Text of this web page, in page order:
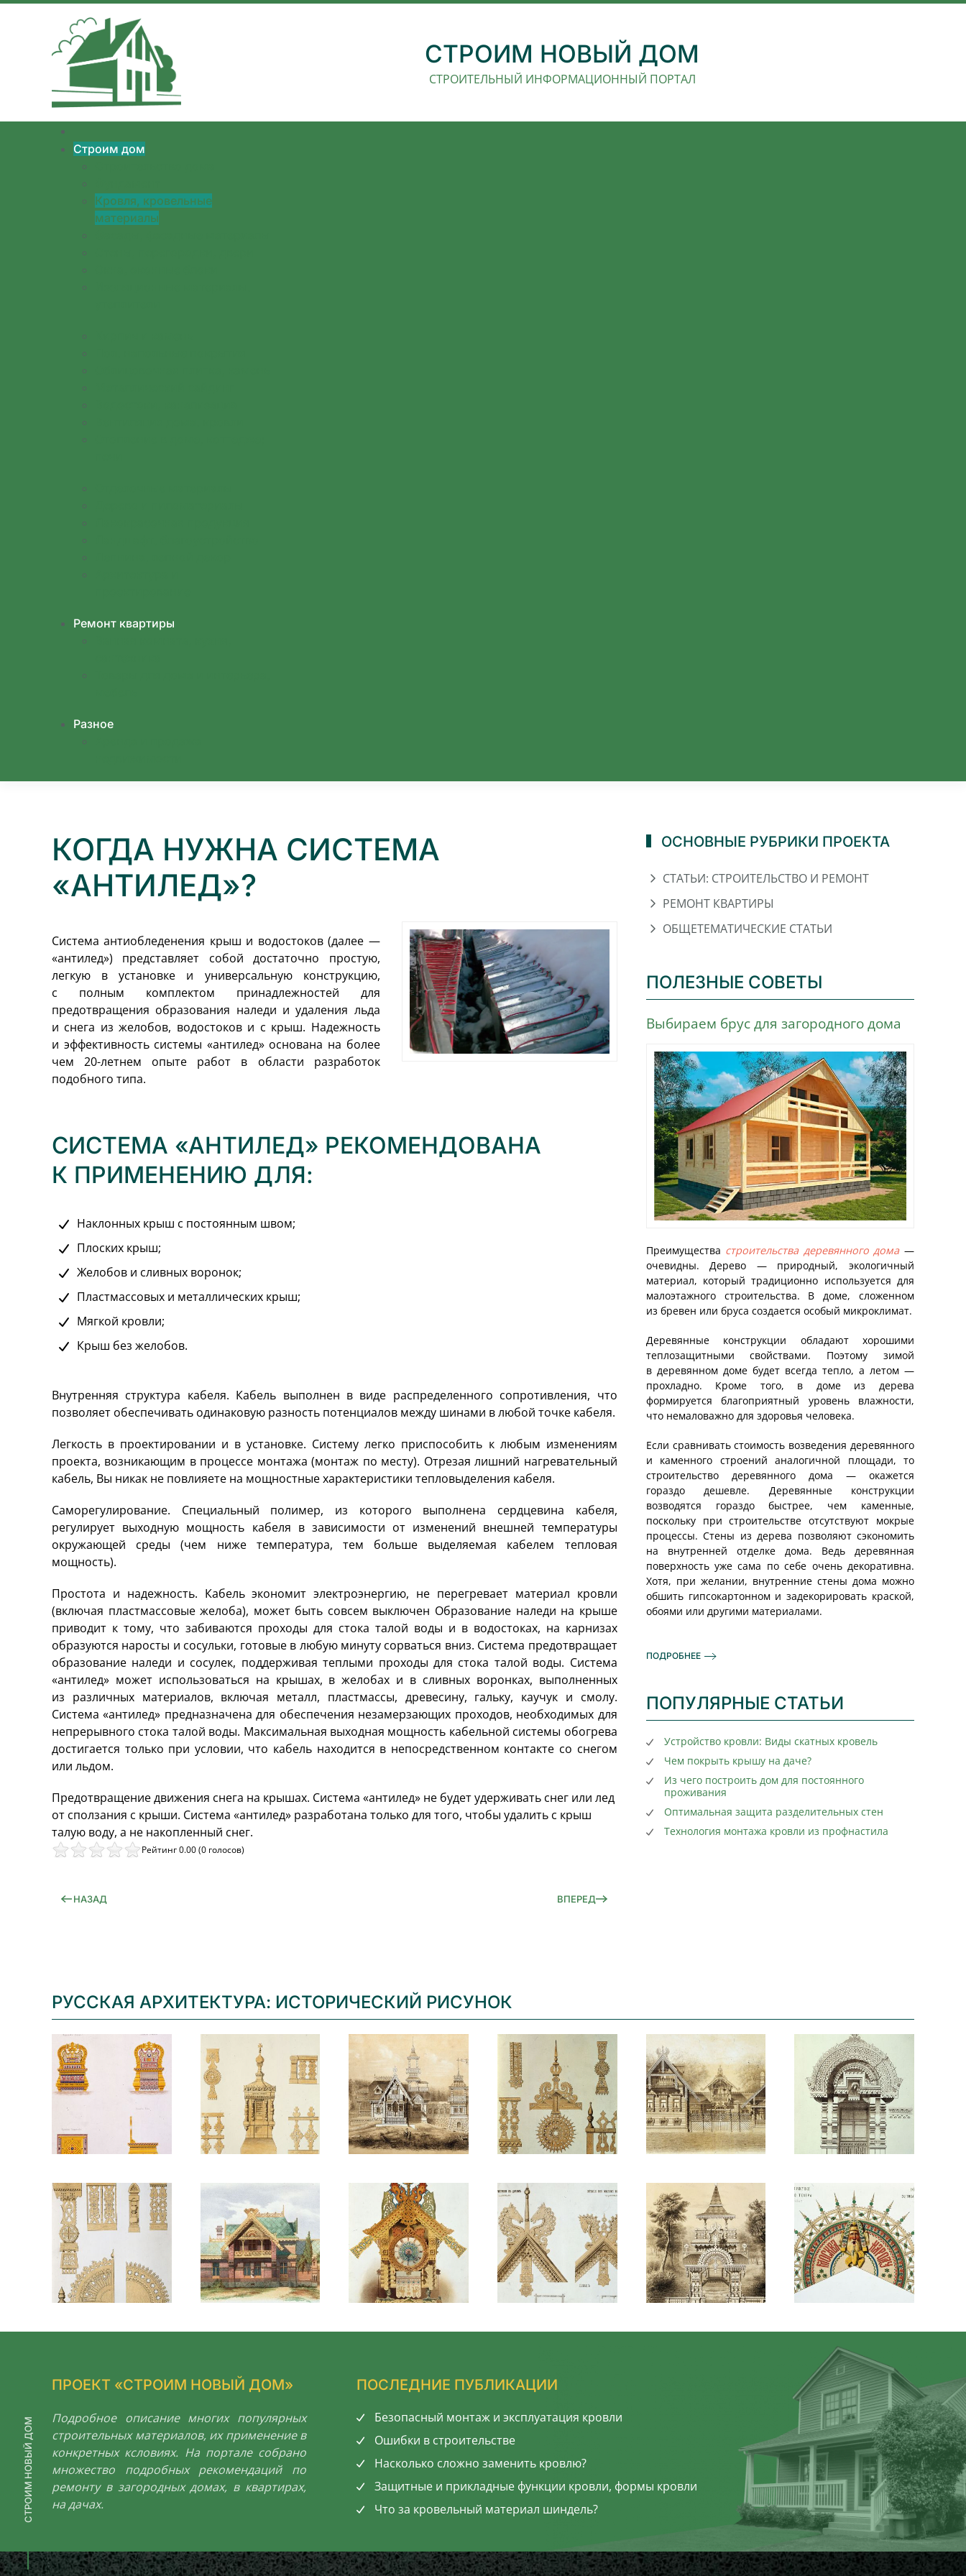
Перейти к содержимому СТРОИМ НОВЫЙ ДОМ
СТРОИТЕЛЬНЫЙ ИНФОРМАЦИОННЫЙ ПОРТАЛ
Строим дом
Кровля, кровельные
материалы
Ремонт квартиры
Разное
КОГДА НУЖНА СИСТЕМА
«АНТИЛЕД»?
Система антиобледенения крыш и водостоков (далее —
«антилед») представляет собой достаточно простую,
легкую в установке и универсальную конструкцию,
с полным комплектом принадлежностей для
предотвращения образования наледи и удаления льда
и снега из желобов, водостоков и с крыш. Надежность
и эффективность системы «антилед» основана на более
чем 20-летнем опыте работ в области разработок
подобного типа.
СИСТЕМА «АНТИЛЕД» РЕКОМЕНДОВАНА
К ПРИМЕНЕНИЮ ДЛЯ:
Наклонных крыш с постоянным швом;
Плоских крыш;
Желобов и сливных воронок;
Пластмассовых и металлических крыш;
Мягкой кровли;
Крыш без желобов.
Внутренняя структура кабеля. Кабель выполнен в виде распределенного сопротивления, что
позволяет обеспечивать одинаковую разность потенциалов между шинами в любой точке кабеля.
Легкость в проектировании и в установке. Систему легко приспособить к любым изменениям
проекта, возникающим в процессе монтажа (монтаж по месту). Отрезая лишний нагревательный
кабель, Вы никак не повлияете на мощностные характеристики тепловыделения кабеля.
Саморегулирование. Специальный полимер, из которого выполнена сердцевина кабеля,
регулирует выходную мощность кабеля в зависимости от изменений внешней температуры
окружающей среды (чем ниже температура, тем больше выделяемая кабелем тепловая
мощность).
Простота и надежность. Кабель экономит электроэнергию, не перегревает материал кровли
(включая пластмассовые желоба), может быть совсем выключен Образование наледи на крыше
приводит к тому, что забиваются проходы для стока талой воды и в водостоках, на карнизах
образуются наросты и сосульки, готовые в любую минуту сорваться вниз. Система предотвращает
образование наледи и сосулек, поддерживая теплыми проходы для стока талой воды. Система
«антилед» может использоваться на крышах, в желобах и в сливных воронках, выполненных
из различных материалов, включая металл, пластмассы, древесину, гальку, каучук и смолу.
Система «антилед» предназначена для обеспечения незамерзающих проходов, необходимых для
непрерывного стока талой воды. Максимальная выходная мощность кабельной системы обогрева
достигается только при условии, что кабель находится в непосредственном контакте со снегом
или льдом.
Предотвращение движения снега на крышах. Система «антилед» не будет удерживать снег или лед
от сползания с крыши. Система «антилед» разработана только для того, чтобы удалить с крыш
талую воду, а не накопленный снег.
Рейтинг 0.00 (0 голосов)
НАЗАД ВПЕРЕД
ОСНОВНЫЕ РУБРИКИ ПРОЕКТА
СТАТЬИ: СТРОИТЕЛЬСТВО И РЕМОНТ
РЕМОНТ КВАРТИРЫ
ОБЩЕТЕМАТИЧЕСКИЕ СТАТЬИ
ПОЛЕЗНЫЕ СОВЕТЫ
Выбираем брус для загородного дома
Преимущества строительства деревянного дома—
очевидны. Дерево — природный, экологичный
материал, который традиционно используется для
малоэтажного строительства. В доме, сложенном
из бревен или бруса создается особый микроклимат.
Деревянные конструкции обладают хорошими
теплозащитными свойствами. Поэтому зимой
в деревянном доме будет всегда тепло, а летом —
прохладно. Кроме того, в доме из дерева
формируется благоприятный уровень влажности,
что немаловажно для здоровья человека.
Если сравнивать стоимость возведения деревянного
и каменного строений аналогичной площади, то
строительство деревянного дома — окажется
гораздо дешевле. Деревянные конструкции
возводятся гораздо быстрее, чем каменные,
поскольку при строительстве отсутствуют мокрые
процессы. Стены из дерева позволяют сэкономить
на внутренней отделке дома. Ведь деревянная
поверхность уже сама по себе очень декоративна.
Хотя, при желании, внутренние стены дома можно
обшить гипсокартонном и задекорировать краской,
обоями или другими материалами.
ПОДРОБНЕЕ
ПОПУЛЯРНЫЕ СТАТЬИ
Устройство кровли: Виды скатных кровель
Чем покрыть крышу на даче?
Из чего построить дом для постоянного
проживания
Оптимальная защита разделительных стен
Технология монтажа кровли из профнастила
РУССКАЯ АРХИТЕКТУРА: ИСТОРИЧЕСКИЙ РИСУНОК
ПРОЕКТ «СТРОИМ НОВЫЙ ДОМ»
Подробное описание многих популярных
строительных материалов, их применение в
конкретных ксловиях. На портале собрано
множество подробных рекомендаций по
ремонту в загородных домах, в квартирах,
на дачах.
ПОСЛЕДНИЕ ПУБЛИКАЦИИ
Безопасный монтаж и эксплуатация кровли
Ошибки в строительстве
Насколько сложно заменить кровлю?
Защитные и прикладные функции кровли, формы кровли
Что за кровельный материал шиндель?
СТРОИМ НОВЫЙ ДОМ